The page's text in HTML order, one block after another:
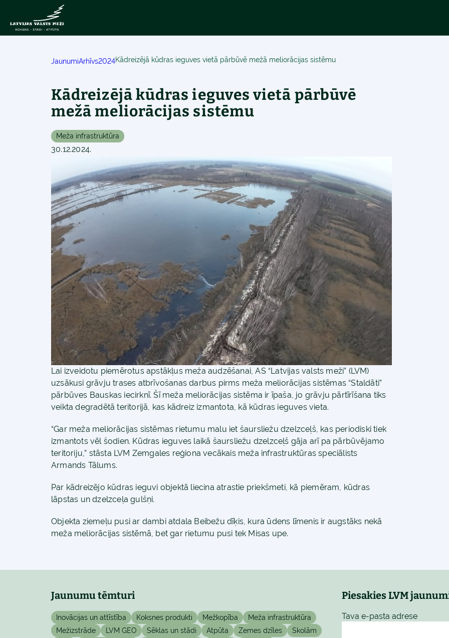
JaunumiArhīvs2024Kādreizējā kūdras ieguves vietā pārbūvē mežā meliorācijas sistēmu
Kādreizējā kūdras ieguves vietā pārbūvē
mežā meliorācijas sistēmu
Meža infrastruktūra
30.12.2024.
Lai izveidotu piemērotus apstākļus meža audzēšanai, AS “Latvijas valsts meži” (LVM)
uzsākusi grāvju trases atbrīvošanas darbus pirms meža meliorācijas sistēmas “Staldāti”
pārbūves Bauskas iecirknī. Šī meža meliorācijas sistēma ir īpaša, jo grāvju pārtīrīšana tiks
veikta degradētā teritorijā, kas kādreiz izmantota, kā kūdras ieguves vieta.
“Gar meža meliorācijas sistēmas rietumu malu iet šaursliežu dzelzceļš, kas periodiski tiek
izmantots vēl šodien. Kūdras ieguves laikā šaursliežu dzelzceļš gāja arī pa pārbūvējamo
teritoriju,” stāsta LVM Zemgales reģiona vecākais meža infrastruktūras speciālists
Armands Tālums.
Par kādreizējo kūdras ieguvi objektā liecina atrastie priekšmeti, kā piemēram, kūdras
lāpstas un dzelzceļa gulšņi.
Objekta ziemeļu pusi ar dambi atdala Beibežu dīķis, kura ūdens līmenis ir augstāks nekā
meža meliorācijas sistēmā, bet gar rietumu pusi tek Misas upe.
Jaunumu tēmturi
Inovācijas un attīstība Koksnes produkti Mežkopība
Meža infrastruktūra
Mežizstrāde
LVM GEO Sēklas un stādi Atpūta Zemes dzīles
Skolām
Piesakies LVM
Tava e-pasta adrese